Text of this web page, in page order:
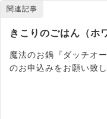
関連記事
きこりのごはん（ホ
魔法のお鍋『ダッチオ
のお申込みをお願い致し